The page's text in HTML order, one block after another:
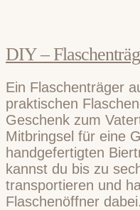
DIY –
Ein Flaschenträger
praktischen
Geschenk zum
Mitbringsel für eine
handgefertigten
kannst du bis zu
transportieren und
Flaschenöffner dabei.